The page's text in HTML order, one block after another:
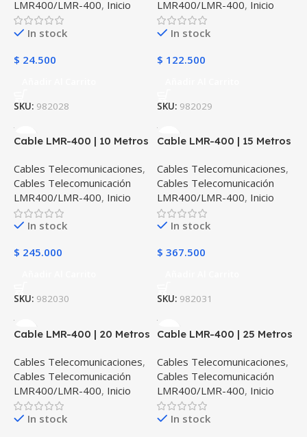
LMR400/LMR-400, Inicio
In stock
$ 24.500
SKU: 982028
LMR400/LMR-400, Inicio
In stock
$ 122.500
SKU: 982029
Cable LMR-400 | 10 Metros
Cables Telecomunicaciones,
Cables Telecomunicación
LMR400/LMR-400, Inicio
In stock
$ 245.000
SKU: 982030
Cable LMR-400 | 15 Metros
Cables Telecomunicaciones,
Cables Telecomunicación
LMR400/LMR-400, Inicio
In stock
$ 367.500
SKU: 982031
Cable LMR-400 | 20 Metros
Cables Telecomunicaciones,
Cables Telecomunicación
LMR400/LMR-400, Inicio
In stock
Cable LMR-400 | 25 Metros
Cables Telecomunicaciones,
Cables Telecomunicación
LMR400/LMR-400, Inicio
In stock